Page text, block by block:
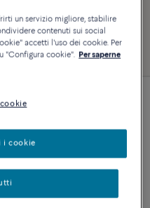
un servizio migliore, stabilire
contenuti sui social
accetti l'uso dei cookie. Per
"Configura cookie". Per saperne
i cookie